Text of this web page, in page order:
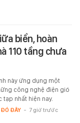
biển, hoàn
110 tầng chưa
này ứng dụng một
công nghệ điện gió
tạp nhất hiện nay.
ĐÓ ĐÂY - 7 giờ trước